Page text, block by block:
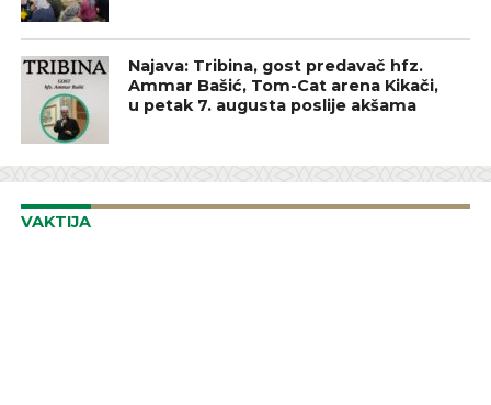
Najava: Tribina, gost predavač hfz.
Ammar Bašić, Tom-Cat arena Kikači,
u petak 7. augusta poslije akšama
VAKTIJA